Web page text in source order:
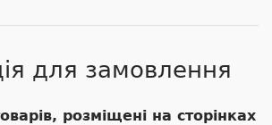
для замовлення
розміщені на сторінках